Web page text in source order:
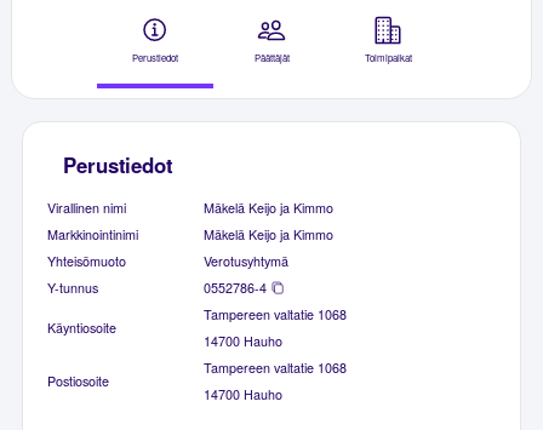
Perustiedot Päättäjät Toimipaikat
Perustiedot
Virallinen nimi
Mäkelä Keijo ja Kimmo
Markkinointinimi
Mäkelä Keijo ja Kimmo
Yhteisömuoto
Verotusyhtymä
Y-tunnus
0552786-4
Käyntiosoite
Tampereen valtatie 1068
14700 Hauho
Postiosoite
Tampereen valtatie 1068
14700 Hauho